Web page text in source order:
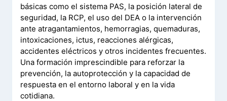
básicas como el sistema PAS, la posición lateral de
seguridad, la RCP, el uso del DEA o la intervención
ante atragantamientos, hemorragias, quemaduras,
intoxicaciones, ictus, reacciones alérgicas,
accidentes eléctricos y otros incidentes frecuentes.
Una formación imprescindible para reforzar la
prevención, la autoprotección y la capacidad de
respuesta en el entorno laboral y en la vida
cotidiana.